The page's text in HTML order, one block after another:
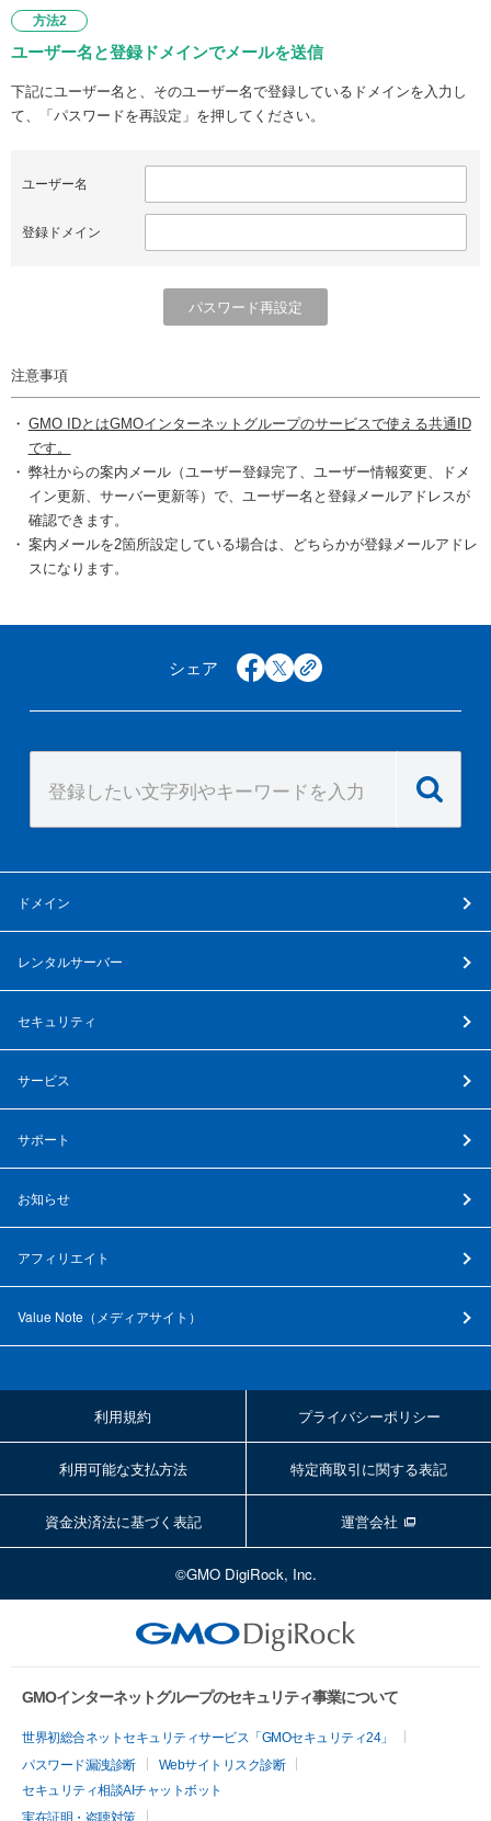
方法2
ユーザー名と登録ドメインでメールを送信
下記にユーザー名と、そのユーザー名で登録しているドメインを入力し
て、「パスワードを再設定」を押してください。
ユーザー名
登録ドメイン
注意事項
GMO IDとはGMOインターネットグループのサービスで使える共通ID
です。
弊社からの案内メール（ユーザー登録完了、ユーザー情報変更、ドメ
イン更新、サーバー更新等）で、ユーザー名と登録メールアドレスが
確認できます。
案内メールを2箇所設定している場合は、どちらかが登録メールアドレ
スになります。
シェア facebook
x copy
ドメイン
レンタルサーバー
セキュリティ
サービス
サポート
お知らせ
アフィリエイト
Value Note（ メディアサイト ）
利用規約 プライバシーポリシー
利用可能な支払方法 特定商取引に関する表記
資金決済法に基づく表記 運営会社
©GMO DigiRock, Inc.
GMOインターネットグループのセキュリティ事業について
世界初総合ネットセキュリティサービス「GMOセキュリティ24」
パスワード漏洩診断
Webサイトリスク診断
セキュリティ相談AIチャットボット
実在証明・盗聴対策